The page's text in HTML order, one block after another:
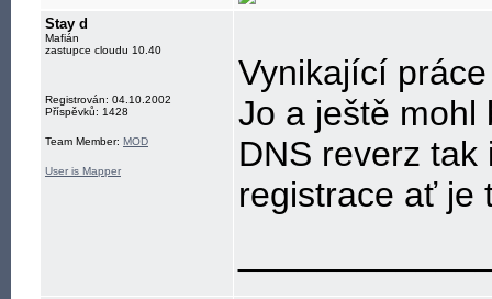
Stay d
Mafián
zastupce cloudu 10.40
Registrován: 04.10.2002
Příspěvků: 1428
Team Member: MOD
User is Mapper
Vynikající
Jo a ještě mohl
DNS reverz
registrace ať je